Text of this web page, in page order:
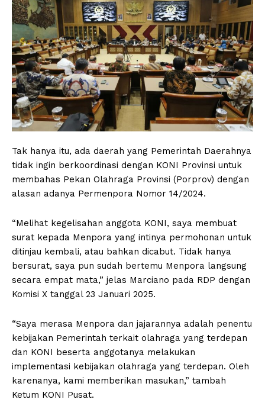
Tak hanya itu, ada daerah yang Pemerintah Daerahnya
tidak ingin berkoordinasi dengan KONI Provinsi untuk
membahas Pekan Olahraga Provinsi (Porprov) dengan
alasan adanya Permenpora Nomor 14/2024.
“Melihat kegelisahan anggota KONI, saya membuat
surat kepada Menpora yang intinya permohonan untuk
ditinjau kembali, atau bahkan dicabut. Tidak hanya
bersurat, saya pun sudah bertemu Menpora langsung
secara empat mata,” jelas Marciano pada RDP dengan
Komisi X tanggal 23 Januari 2025.
“Saya merasa Menpora dan jajarannya adalah penentu
kebijakan Pemerintah terkait olahraga yang terdepan
dan KONI beserta anggotanya melakukan
implementasi kebijakan olahraga yang terdepan. Oleh
karenanya, kami memberikan masukan,” tambah
Ketum KONI Pusat.